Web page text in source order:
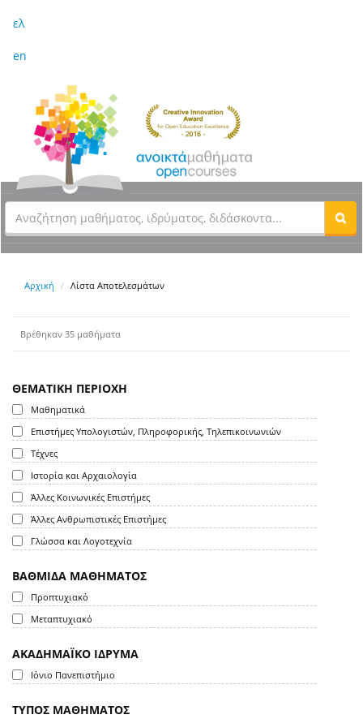
ελ
en
Αρχική Λίστα Αποτελεσμάτων
Βρέθηκαν 35 μαθήματα
ΘΕΜΑΤΙΚΗ ΠΕΡΙΟΧΗ
Μαθηματικά
Επιστήμες Υπολογιστών, Πληροφορικής, Τηλεπικοινωνιών
Τέχνες
Ιστορία και Αρχαιολογία
Άλλες Κοινωνικές Επιστήμες
Άλλες Ανθρωπιστικές Επιστήμες
Γλώσσα και Λογοτεχνία
ΒΑΘΜΙΔΑ ΜΑΘΗΜΑΤΟΣ
Προπτυχιακό
Μεταπτυχιακό
ΑΚΑΔΗΜΑΪΚΟ ΙΔΡΥΜΑ
Ιόνιο Πανεπιστήμιο
ΤΥΠΟΣ ΜΑΘΗΜΑΤΟΣ